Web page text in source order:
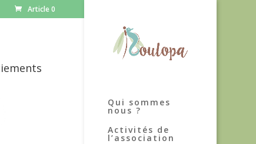
Article 0
Qui sommes
nous ?
Activités de
l’association